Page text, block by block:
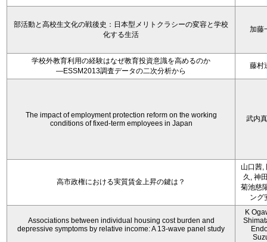
部活動と高校生文化の戦後史：日本型メリトクラシーの変容と学校
化する生活
加藤
学校外教育利用の経験はなぜ教育投資意識を高めるのか
―ESSM2013調査データの二次分析から
藤村
The impact of employment protection reform on the working
conditions of fixed-term employees in Japan
武内
高市政権における実質賃金上昇の鍵は？
山口茜,
久, 神
菊池慈
ング
Associations between individual housing cost burden and
depressive symptoms by relative income: A 13-wave panel study
K